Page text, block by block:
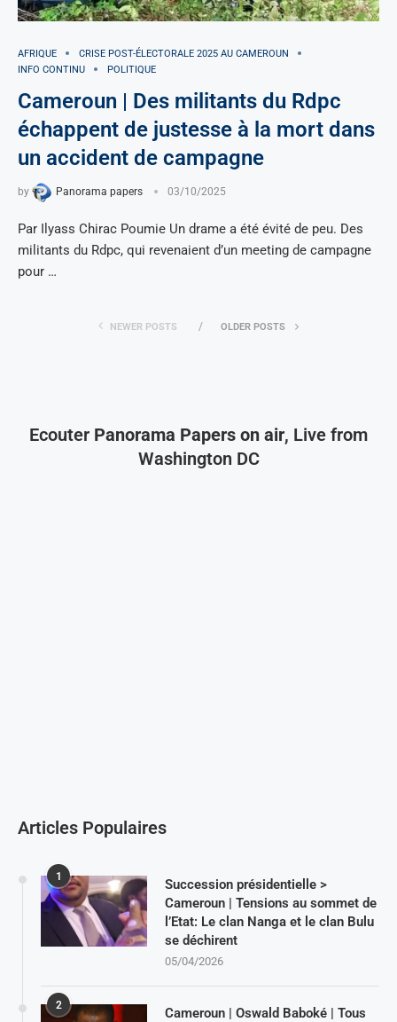
AFRIQUE
CRISE POST-ÉLECTORALE 2025 AU CAMEROUN
INFO CONTINU
POLITIQUE
Cameroun | Des militants du Rdpc
échappent de justesse à la mort dans
un accident de campagne
by Panorama papers 03/10/2025
Par Ilyass Chirac Poumie Un drame a été évité de peu. Des
militants du Rdpc, qui revenaient d’un meeting de campagne
pour …
NEWER POSTS OLDER POSTS
Ecouter Panorama Papers on air, Live from
Washington DC
Articles Populaires
1
Succession présidentielle >
Cameroun | Tensions au sommet de
l’Etat: Le clan Nanga et le clan Bulu
se déchirent
05/04/2026
2
Cameroun | Oswald Baboké | Tous